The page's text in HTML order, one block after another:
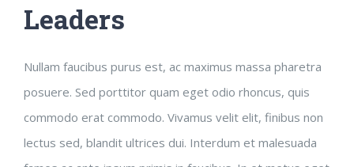
Leaders
Nullam faucibus purus est, ac maximus massa pharetra
posuere. Sed porttitor quam eget odio rhoncus, quis
commodo erat commodo. Vivamus velit elit, finibus non
lectus sed, blandit ultrices dui. Interdum et malesuada